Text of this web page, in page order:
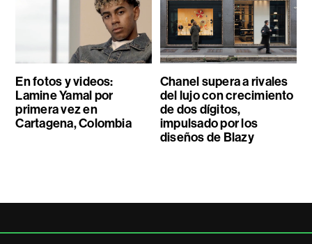
En fotos y videos:
Lamine Yamal por
primera vez en
Cartagena, Colombia
Chanel supera a rivales
del lujo con crecimiento
de dos dígitos,
impulsado por los
diseños de Blazy